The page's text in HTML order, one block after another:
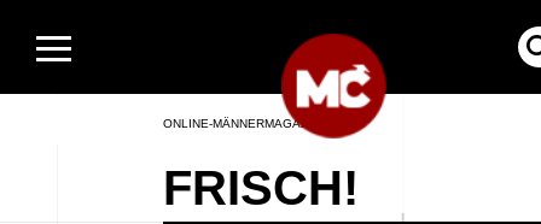
ONLINE-MÄNNERMAGAZIN
FRISCH!